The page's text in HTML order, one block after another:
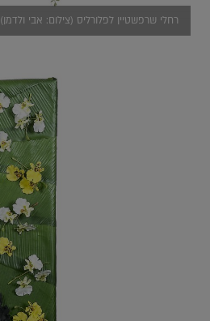
רחלי שרפשטיין לפלורליס (צילום: אבי ולדמן)